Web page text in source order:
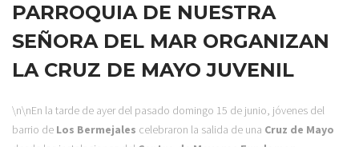
PARROQUIA DE NUESTRA
SEÑORA DEL MAR ORGANIZAN
LA CRUZ DE MAYO JUVENIL
\n\nEn la tarde de ayer del pasado domingo 15 de junio, jóvenes del
barrio de Los Bermejales celebraron la salida de una Cruz de Mayo